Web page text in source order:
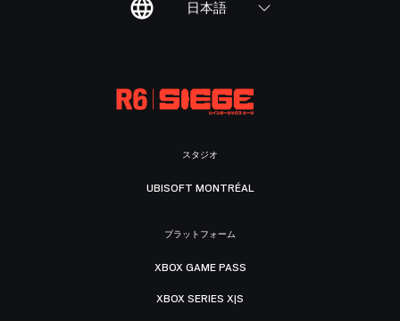
日本語
スタジオ
UBISOFT MONTRÉAL
プラットフォーム
XBOX GAME PASS
XBOX SERIES X|S